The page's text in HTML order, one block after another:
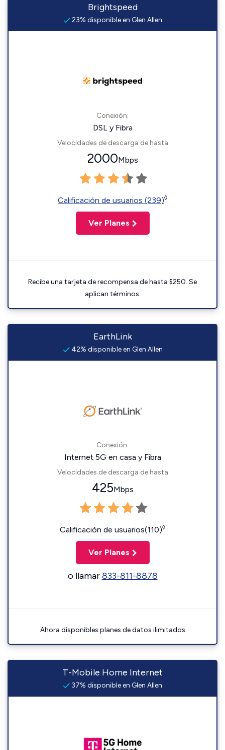
Brightspeed
23% disponible en Glen Allen
Conexión:
DSL y Fibra
Velocidades de descarga de hasta
2000Mbps
Calificación de usuarios (239)◊
Ver Planes
Recibe una tarjeta de recompensa de hasta $250. Se
aplican términos.
EarthLink
42% disponible en Glen Allen
Conexión:
Internet 5G en casa y Fibra
Velocidades de descarga de hasta
425Mbps
Calificación de usuarios(110)◊
Ver Planes
o llamar833-811-8878
Ahora disponibles planes de datos ilimitados
T-Mobile Home Internet
37% disponible en Glen Allen